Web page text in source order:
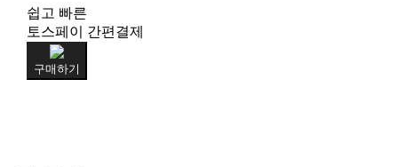
쉽고 빠른
토스페이 간편결제
구매하기